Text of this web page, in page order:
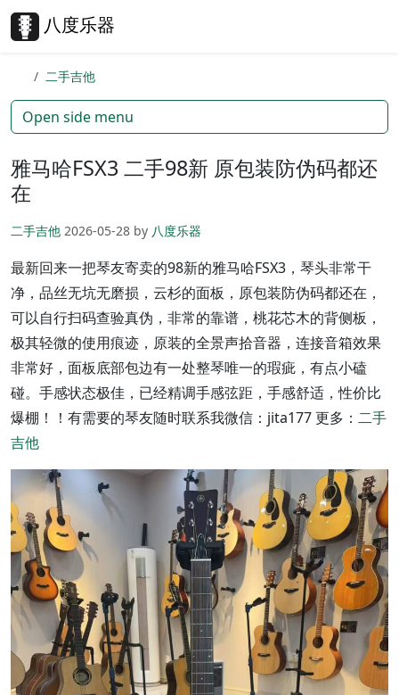
Skip to content
Skip to footer
八度乐器
二手吉他
雅马哈FSX3 二手98新 原包装防伪码都还
在
二手吉他 2026-05-28 by 八度乐器
最新回来一把琴友寄卖的98新的雅马哈FSX3，琴头非常干
净，品丝无坑无磨损，云杉的面板，原包装防伪码都还在，
可以自行扫码查验真伪，非常的靠谱，桃花芯木的背侧板，
极其轻微的使用痕迹，原装的全景声拾音器，连接音箱效果
非常好，面板底部包边有一处整琴唯一的瑕疵，有点小磕
碰。手感状态极佳，已经精调手感弦距，手感舒适，性价比
爆棚！！有需要的琴友随时联系我微信：jita177 更多： 二手
吉他
Open side menu